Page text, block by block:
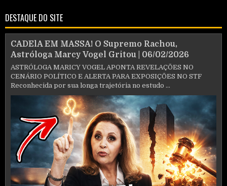
DESTAQUE DO SITE
CADElA EM MASSA! O Supremo Rachou,
Astróloga Marcy Vogel Gritou | 06/02/2026
ASTRÓLOGA MARICY VOGEL APONTA REVELAÇÕES NO
CENÁRIO POLÍTICO E ALERTA PARA EXPOSIÇÕES NO STF
Reconhecida por sua longa trajetória no estudo ...